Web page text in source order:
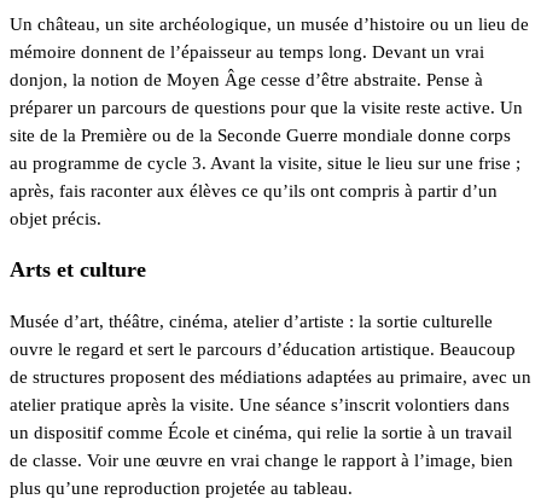
Un château, un site archéologique, un musée d’histoire ou un lieu de
mémoire donnent de l’épaisseur au temps long. Devant un vrai
donjon, la notion de Moyen Âge cesse d’être abstraite. Pense à
préparer un parcours de questions pour que la visite reste active. Un
site de la Première ou de la Seconde Guerre mondiale donne corps
au programme de cycle 3. Avant la visite, situe le lieu sur une frise ;
après, fais raconter aux élèves ce qu’ils ont compris à partir d’un
objet précis.
Arts et culture
Musée d’art, théâtre, cinéma, atelier d’artiste : la sortie culturelle
ouvre le regard et sert le parcours d’éducation artistique. Beaucoup
de structures proposent des médiations adaptées au primaire, avec un
atelier pratique après la visite. Une séance s’inscrit volontiers dans
un dispositif comme École et cinéma, qui relie la sortie à un travail
de classe. Voir une œuvre en vrai change le rapport à l’image, bien
plus qu’une reproduction projetée au tableau.